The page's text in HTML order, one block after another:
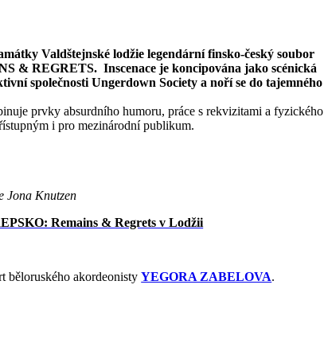
Valdštejnské lodžie legendární finsko-český soubor
& REGRETS. Inscenace je koncipována jako scénická
společnosti Ungerdown Society a noří se do tajemného
prvky absurdního humoru, práce s rekvizitami a fyzického
i pro mezinárodní publikum.
Jona Knutzen
Remains & Regrets v Lodžii
běloruského akordeonisty YEGORA ZABELOVA.